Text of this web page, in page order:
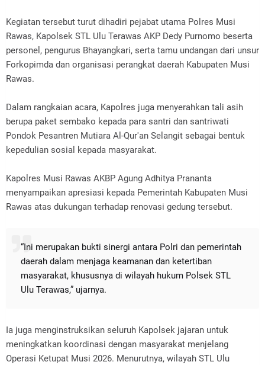
Kegiatan tersebut turut dihadiri pejabat utama Polres Musi
Rawas, Kapolsek STL Ulu Terawas AKP Dedy Purnomo beserta
personel, pengurus Bhayangkari, serta tamu undangan dari unsur
Forkopimda dan organisasi perangkat daerah Kabupaten Musi
Rawas.
Dalam rangkaian acara, Kapolres juga menyerahkan tali asih
berupa paket sembako kepada para santri dan santriwati
Pondok Pesantren Mutiara Al-Qur'an Selangit sebagai bentuk
kepedulian sosial kepada masyarakat.
Kapolres Musi Rawas AKBP Agung Adhitya Prananta
menyampaikan apresiasi kepada Pemerintah Kabupaten Musi
Rawas atas dukungan terhadap renovasi gedung tersebut.
“Ini merupakan bukti sinergi antara Polri dan pemerintah
daerah dalam menjaga keamanan dan ketertiban
masyarakat, khususnya di wilayah hukum Polsek STL
Ulu Terawas,” ujarnya.
Ia juga menginstruksikan seluruh Kapolsek jajaran untuk
meningkatkan koordinasi dengan masyarakat menjelang
Operasi Ketupat Musi 2026. Menurutnya, wilayah STL Ulu